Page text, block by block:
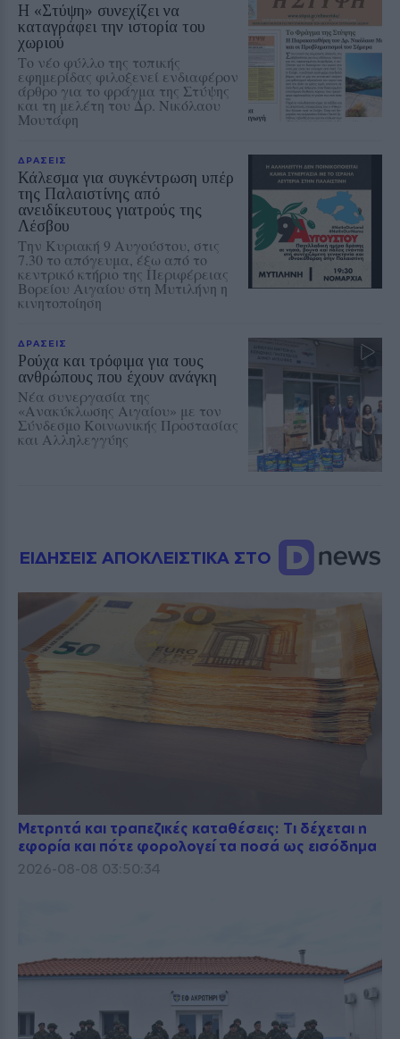
Η «Στύψη» συνεχίζει να
καταγράφει την ιστορία του
χωριού
Το νέο φύλλο της τοπικής
εφημερίδας φιλοξενεί ενδιαφέρον
άρθρο για το φράγμα της Στύψης
και τη μελέτη του Δρ. Νικόλαου
Μουτάφη
ΔΡΑΣΕΙΣ
Κάλεσμα για συγκέντρωση υπέρ
της Παλαιστίνης από
ανειδίκευτους γιατρούς της
Λέσβου
Την Κυριακή 9 Αυγούστου, στις
7.30 το απόγευμα, έξω από το
κεντρικό κτήριο της Περιφέρειας
Βορείου Αιγαίου στη Μυτιλήνη η
κινητοποίηση
ΔΡΑΣΕΙΣ
Ρούχα και τρόφιμα για τους
ανθρώπους που έχουν ανάγκη
Νέα συνεργασία της
«Ανακύκλωσης Αιγαίου» με τον
Σύνδεσμο Κοινωνικής Προστασίας
και Αλληλεγγύης
ΕΙΔΗΣΕΙΣ ΑΠΟΚΛΕΙΣΤΙΚΑ ΣΤΟ
Μετρητά και τραπεζικές καταθέσεις: Τι δέχεται η
εφορία και πότε φορολογεί τα ποσά ως εισόδημα
2026-08-08 03:50:34